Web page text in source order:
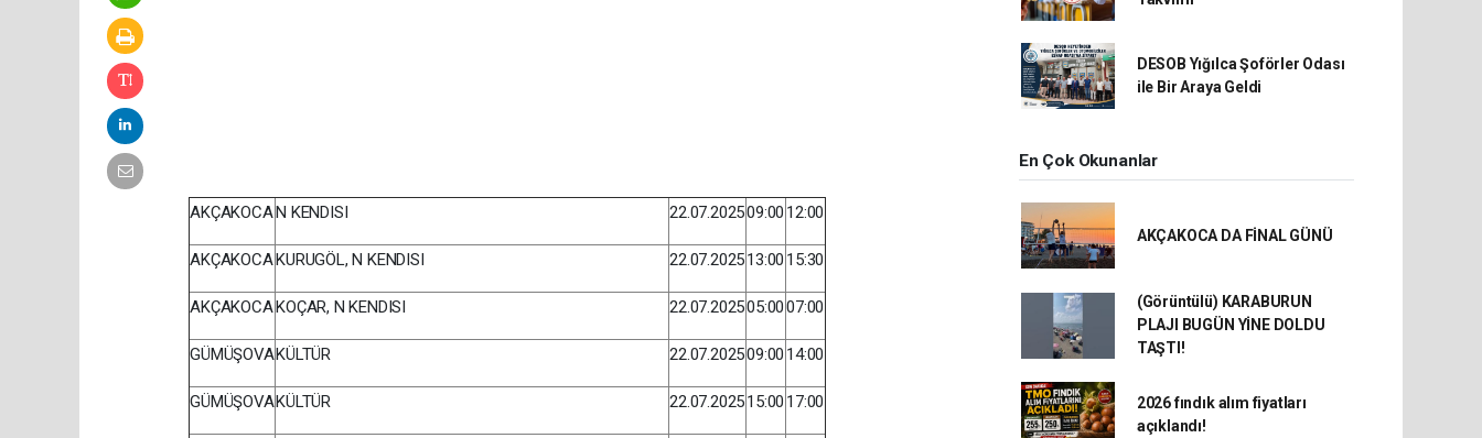
AKÇAKOCAN KENDISI 22.07.202509:00 12:00
AKÇAKOCAKURUGÖL, N KENDISI 22.07.202513:00 15:30
AKÇAKOCAKOÇAR, N KENDISI 22.07.202505:0007:00
GÜMÜŞOVAKÜLTÜR 22.07.202509:00 14:00
GÜMÜŞOVAKÜLTÜR 22.07.202515:00 17:00
DESOB Yığılca Şoförler Odası
ile Bir Araya Geldi
En Çok Okunanlar
AKÇAKOCA DA FİNAL GÜNÜ
(Görüntülü) KARABURUN
PLAJI BUGÜN YİNE DOLDU
TAŞTI!
2026 fındık alım fiyatları
açıklandı!